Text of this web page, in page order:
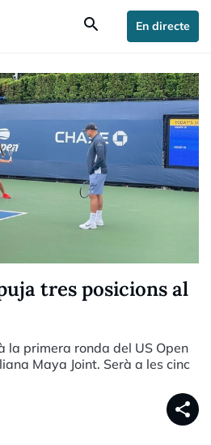
search En directe
tres posicions al
la primera ronda del US Open
Maya Joint. Serà a les cinc
share